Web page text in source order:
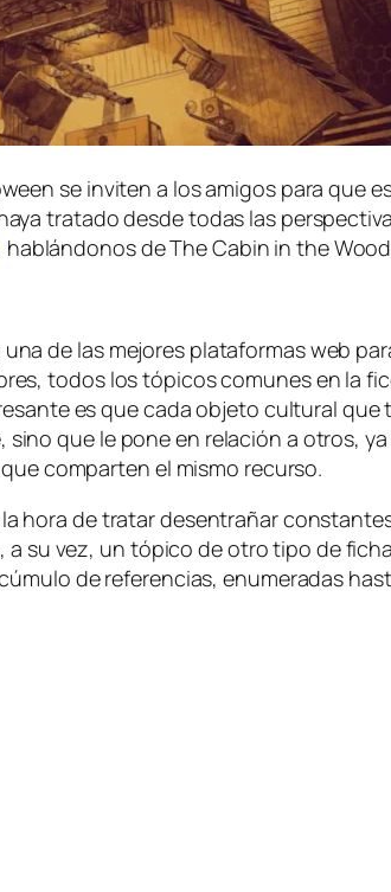
se in­vi­ten a los ami­gos pa­ra que
tra­ta­do des­de to­das las
ha­blán­do­nos deThe Cabin in the
de las me­jo­res pla­ta­for­mas web
to­dos los tó­pi­cos co­mu­nes en la
es que ca­da ob­je­to cul­tu­ral
que le po­ne en re­la­ción a otros,
com­par­ten el mis­mo recurso.
ho­ra de tra­tar des­en­tra­ñar
su vez, un tó­pi­co de otro ti­po de
de re­fe­ren­cias, enu­me­ra­das